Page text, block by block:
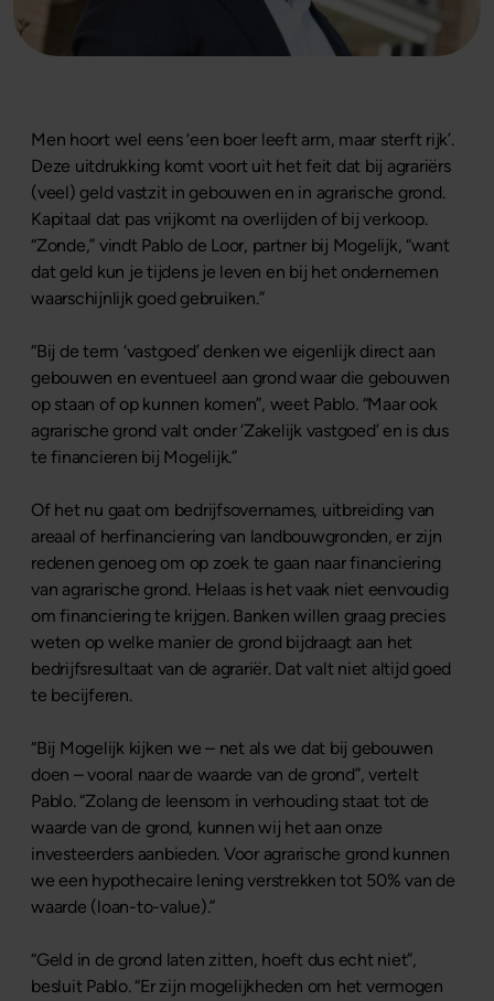
Men hoort wel eens ‘een boer leeft arm, maar sterft rijk’.
Deze uitdrukking komt voort uit het feit dat bij agrariërs
(veel) geld vastzit in gebouwen en in agrarische grond.
Kapitaal dat pas vrijkomt na overlijden of bij verkoop.
“Zonde,” vindt Pablo de Loor, partner bij Mogelijk, “want
dat geld kun je tijdens je leven en bij het ondernemen
waarschijnlijk goed gebruiken.”
“Bij de term ‘vastgoed’ denken we eigenlijk direct aan
gebouwen en eventueel aan grond waar die gebouwen
op staan of op kunnen komen”, weet Pablo. “Maar ook
agrarische grond valt onder ‘Zakelijk vastgoed’ en is dus
te financieren bij Mogelijk.”
Of het nu gaat om bedrijfsovernames, uitbreiding van
areaal of herfinanciering van landbouwgronden, er zijn
redenen genoeg om op zoek te gaan naar financiering
van agrarische grond. Helaas is het vaak niet eenvoudig
om financiering te krijgen. Banken willen graag precies
weten op welke manier de grond bijdraagt aan het
bedrijfsresultaat van de agrariër. Dat valt niet altijd goed
te becijferen.
“Bij Mogelijk kijken we – net als we dat bij gebouwen
doen – vooral naar de waarde van de grond”, vertelt
Pablo. “Zolang de leensom in verhouding staat tot de
waarde van de grond, kunnen wij het aan onze
investeerders aanbieden. Voor agrarische grond kunnen
we een hypothecaire lening verstrekken tot 50% van de
waarde (loan-to-value).”
“Geld in de grond laten zitten, hoeft dus echt niet”,
besluit Pablo. “Er zijn mogelijkheden om het vermogen